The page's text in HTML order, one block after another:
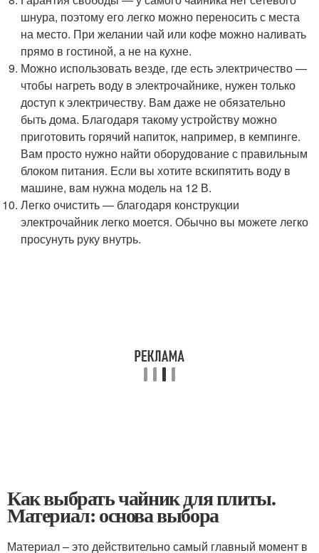
шнура, поэтому его легко можно переносить с места
на место. При желании чай или кофе можно наливать
прямо в гостиной, а не на кухне.
Можно использовать везде, где есть электричество —
чтобы нагреть воду в электрочайнике, нужен только
доступ к электричеству. Вам даже не обязательно
быть дома. Благодаря такому устройству можно
приготовить горячий напиток, например, в кемпинге.
Вам просто нужно найти оборудование с правильным
блоком питания. Если вы хотите вскипятить воду в
машине, вам нужна модель на 12 В.
Легко очистить — благодаря конструкции
электрочайник легко моется. Обычно вы можете легко
просунуть руку внутрь.
Как выбрать чайник для плиты.
Материал: основа выбора
Материал – это действительно самый главный момент в